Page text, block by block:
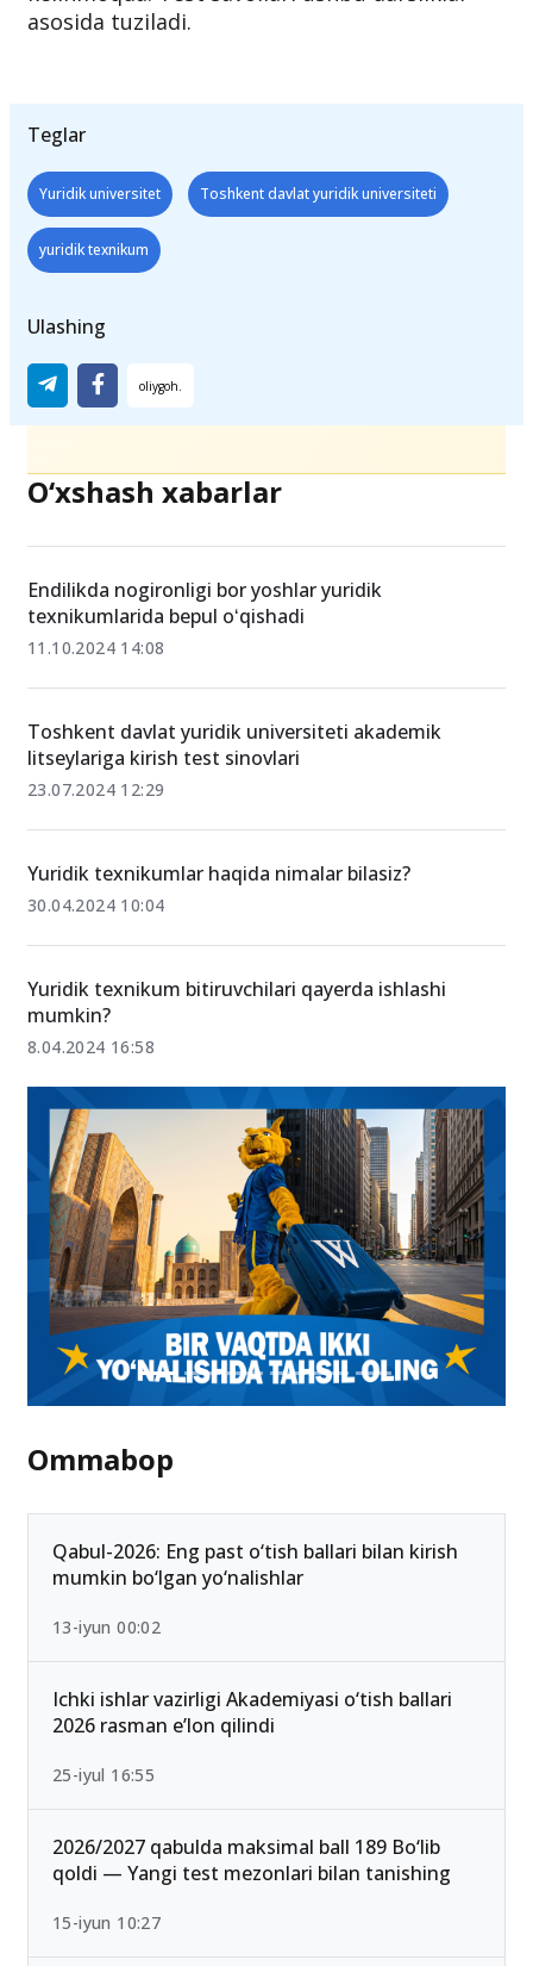
asosida tuziladi.
Teglar
Yuridik universitet Toshkent davlat yuridik universiteti
yuridik texnikum
Ulashing
O‘xshash xabarlar
Endilikda nogironligi bor yoshlar yuridik
texnikumlarida bepul oʻqishadi
11.10.2024 14:08
Toshkent davlat yuridik universiteti akademik
litseylariga kirish test sinovlari
23.07.2024 12:29
Yuridik texnikumlar haqida nimalar bilasiz?
30.04.2024 10:04
Yuridik texnikum bitiruvchilari qayerda ishlashi
mumkin?
8.04.2024 16:58
Ommabop
Qabul-2026: Eng past o‘tish ballari bilan kirish
mumkin bo‘lgan yo‘nalishlar
13-iyun 00:02
Ichki ishlar vazirligi Akademiyasi o‘tish ballari
2026 rasman e’lon qilindi
25-iyul 16:55
2026/2027 qabulda maksimal ball 189 Bo‘lib
qoldi — Yangi test mezonlari bilan tanishing
15-iyun 10:27